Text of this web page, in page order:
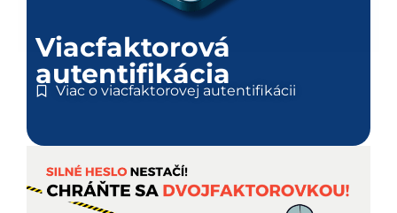
Viacfaktorová
autentifikácia
Viac o viacfaktorovej autentifikácii